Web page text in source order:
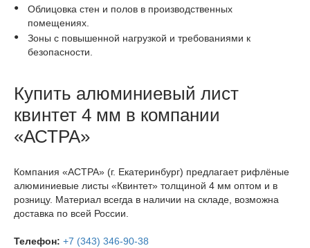
Облицовка стен и полов в производственных
помещениях.
Зоны с повышенной нагрузкой и требованиями к
безопасности.
Купить алюминиевый лист
квинтет 4 мм в компании
«АСТРА»
Компания «АСТРА» (г. Екатеринбург) предлагает рифлёные
алюминиевые листы «Квинтет» толщиной 4 мм оптом и в
розницу. Материал всегда в наличии на складе, возможна
доставка по всей России.
Телефон: +7 (343) 346-90-38